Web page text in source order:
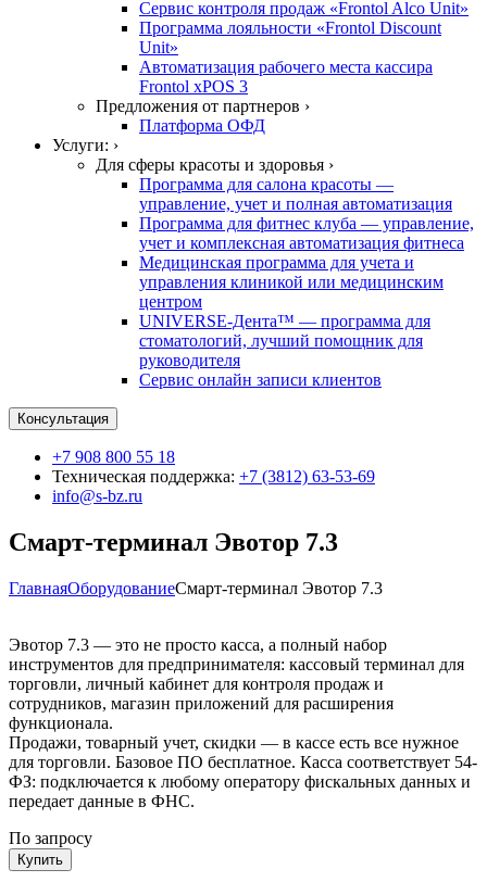
Сервис контроля продаж «Frontol Alco Unit»
Программа лояльности «Frontol Discount
Unit»
Автоматизация рабочего места кассира
Frontol xPOS 3
Предложения от партнеров ›
Платформа ОФД
Услуги: ›
Для сферы красоты и здоровья ›
Программа для салона красоты —
управление, учет и полная автоматизация
Программа для фитнес клуба — управление,
учет и комплексная автоматизация фитнеса
Медицинская программа для учета и
управления клиникой или медицинским
центром
UNIVERSE-Дента™ — программа для
стоматологий, лучший помощник для
руководителя
Сервис онлайн записи клиентов
Консультация
+7 908 800 55 18
Техническая поддержка: +7 (3812) 63-53-69
info@s-bz.ru
Смарт-терминал Эвотор 7.3
ГлавнаяОборудованиеСмарт-терминал Эвотор 7.3
Эвотор 7.3 — это не просто касса, а полный набор
инструментов для предпринимателя: кассовый терминал для
торговли, личный кабинет для контроля продаж и
сотрудников, магазин приложений для расширения
функционала.
Продажи, товарный учет, скидки — в кассе есть все нужное
для торговли. Базовое ПО бесплатное. Касса соответствует 54-
ФЗ: подключается к любому оператору фискальных данных и
передает данные в ФНС.
По запросу
Купить